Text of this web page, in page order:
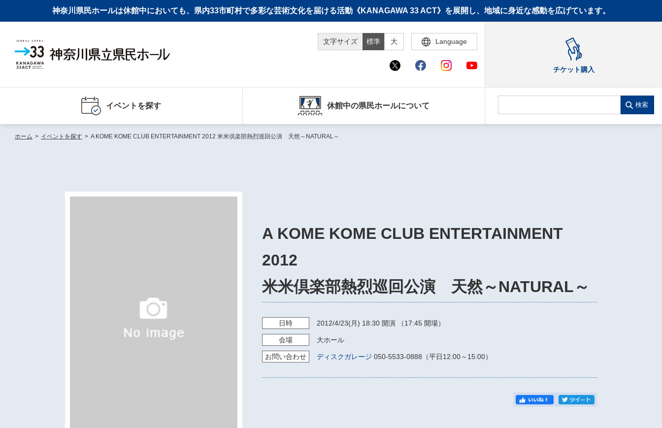
神奈川県民ホールは休館中においても、県内33市町村で多彩な芸術文化を届ける活動《KANAGAWA 33 ACT》を展開し、地域に身近な感動を広げています。
文字サイズ 標準 大 Language
チケット購入
イベントを探す 休館中の県民ホールについて 検索
ホーム > イベントを探す > A KOME KOME CLUB ENTERTAINMENT 2012 米米倶楽部熱烈巡回公演 天然～NATURAL～
A KOME KOME CLUB ENTERTAINMENT
2012
米米倶楽部熱烈巡回公演 天然～NATURAL～
日時 2012/4/23(月) 18:30 開演 （17:45 開場）
会場 大ホール
お問い合わせ ディスクガレージ 050-5533-0888（平日12:00～15:00）